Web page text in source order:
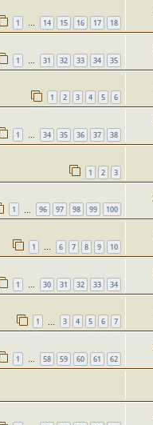
1 … 14 15 16 17 18
1 … 31 32 33 34 35
1 2 3 4 5 6
1 … 34 35 36 37 38
1 2 3
1 96 97 98 99 100
1 … 6 7 8 9 10
1 30 31 32 33 34
1 3 4 5 6 7
1 … 58 59 60 61 62